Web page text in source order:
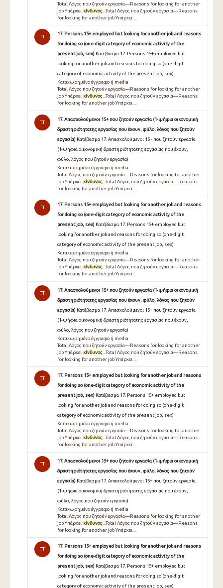
Total Λόγος που ζητούν εργασία—Reasons for looking for another
job Υπάρχει κίνδυνος ...Total Λόγος που ζητούν εργασία—Reasons
for looking for another job Υπάρχει ...
TT
17. Persons 15+ employed but looking for another job and reasons
for doing so (one-digit category of economic activity of the
present job, sex) Κατέβασμα 17. Persons 15+ employed but
looking for another job and reasons for doing so (one-digit
category of economic activity of the present job, sex)
Καταχωρημένο έγγραφο ή media
Total Λόγος που ζητούν εργασία—Reasons for looking for another
job Υπάρχει κίνδυνος...Total Λόγος που ζητούν εργασία—Reasons
for looking for another job Υπάρχει ...
TT
17. Απασχολούμενοι 15+ που ζητούν εργασία (1-ψήφια οικονομική
δραστηριότητατης εργασίας που έχουν, φύλο, λόγος που ζητούν
εργασία) Κατέβασμα 17. Απασχολούμενοι 15+ που ζητούν εργασία
(1-ψήφια οικονομική δραστηριότητατης εργασίας που έχουν,
φύλο, λόγος που ζητούν εργασία)
Καταχωρημένο έγγραφο ή media
Total Λόγος που ζητούν εργασία—Reasons for looking for another
job Υπάρχει κίνδυνος ...Total Λόγος που ζητούν εργασία—Reasons
for looking for another job Υπάρχει ...
TT
17. Persons 15+ employed but looking for another job and reasons
for doing so (one-digit category of economic activity of the
present job, sex) Κατέβασμα 17. Persons 15+ employed but
looking for another job and reasons for doing so (one-digit
category of economic activity of the present job, sex)
Καταχωρημένο έγγραφο ή media
Total Λόγος που ζητούν εργασία—Reasons for looking for another
job Υπάρχει κίνδυνος...Total Λόγος που ζητούν εργασία—Reasons
for looking for another job Υπάρχει ...
TT
17. Απασχολούμενοι 15+ που ζητούν εργασία (1-ψήφια οικονομική
δραστηριότητατης εργασίας που έχουν, φύλο, λόγος που ζητούν
εργασία) Κατέβασμα 17. Απασχολούμενοι 15+ που ζητούν εργασία
(1-ψήφια οικονομική δραστηριότητατης εργασίας που έχουν,
φύλο, λόγος που ζητούν εργασία)
Καταχωρημένο έγγραφο ή media
Total Λόγος που ζητούν εργασία—Reasons for looking for another
job Υπάρχει κίνδυνος ...Total Λόγος που ζητούν εργασία—Reasons
for looking for another job Υπάρχει ...
TT
17. Persons 15+ employed but looking for another job and reasons
for doing so (one-digit category of economic activity of the
present job, sex) Κατέβασμα 17. Persons 15+ employed but
looking for another job and reasons for doing so (one-digit
category of economic activity of the present job, sex)
Καταχωρημένο έγγραφο ή media
Total Λόγος που ζητούν εργασία—Reasons for looking for another
job Υπάρχει κίνδυνος...Total Λόγος που ζητούν εργασία—Reasons
for looking for another job Υπάρχει ...
TT
17. Απασχολούμενοι 15+ που ζητούν εργασία (1-ψήφια οικονομική
δραστηριότητατης εργασίας που έχουν, φύλο, λόγος που ζητούν
εργασία) Κατέβασμα 17. Απασχολούμενοι 15+ που ζητούν εργασία
(1-ψήφια οικονομική δραστηριότητατης εργασίας που έχουν,
φύλο, λόγος που ζητούν εργασία)
Καταχωρημένο έγγραφο ή media
Total Λόγος που ζητούν εργασία—Reasons for looking for another
job Υπάρχει κίνδυνος ...Total Λόγος που ζητούν εργασία—Reasons
for looking for another job Υπάρχει ...
TT
17. Persons 15+ employed but looking for another job and reasons
for doing so (one-digit category of economic activity of the
present job, sex) Κατέβασμα 17. Persons 15+ employed but
looking for another job and reasons for doing so (one-digit
category of economic activity of the present job, sex)